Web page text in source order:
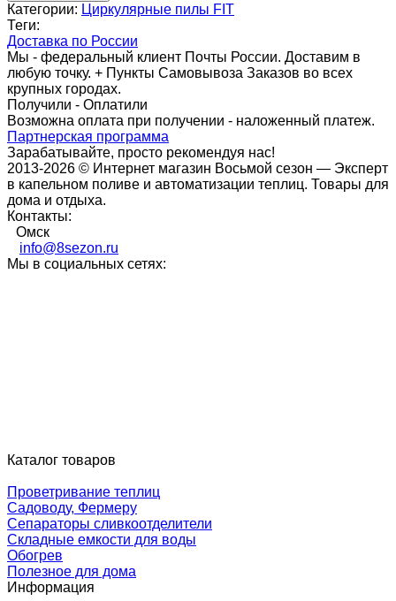
Категории: Циркулярные пилы FIT
Теги:
Доставка по России
Мы - федеральный клиент Почты России. Доставим в
любую точку. + Пункты Самовывоза Заказов во всех
крупных городах.
Получили - Оплатили
Возможна оплата при получении - наложенный платеж.
Партнерская программа
Зарабатывайте, просто рекомендуя нас!
2013-2026 © Интернет магазин Восьмой сезон — Эксперт
в капельном поливе и автоматизации теплиц. Товары для
дома и отдыха.
Контакты:
Омск
info@8sezon.ru
Мы в социальных сетях:
Каталог товаров
Проветривание теплиц
Садоводу, Фермеру
Сепараторы сливкоотделители
Складные емкости для воды
Обогрев
Полезное для дома
Информация